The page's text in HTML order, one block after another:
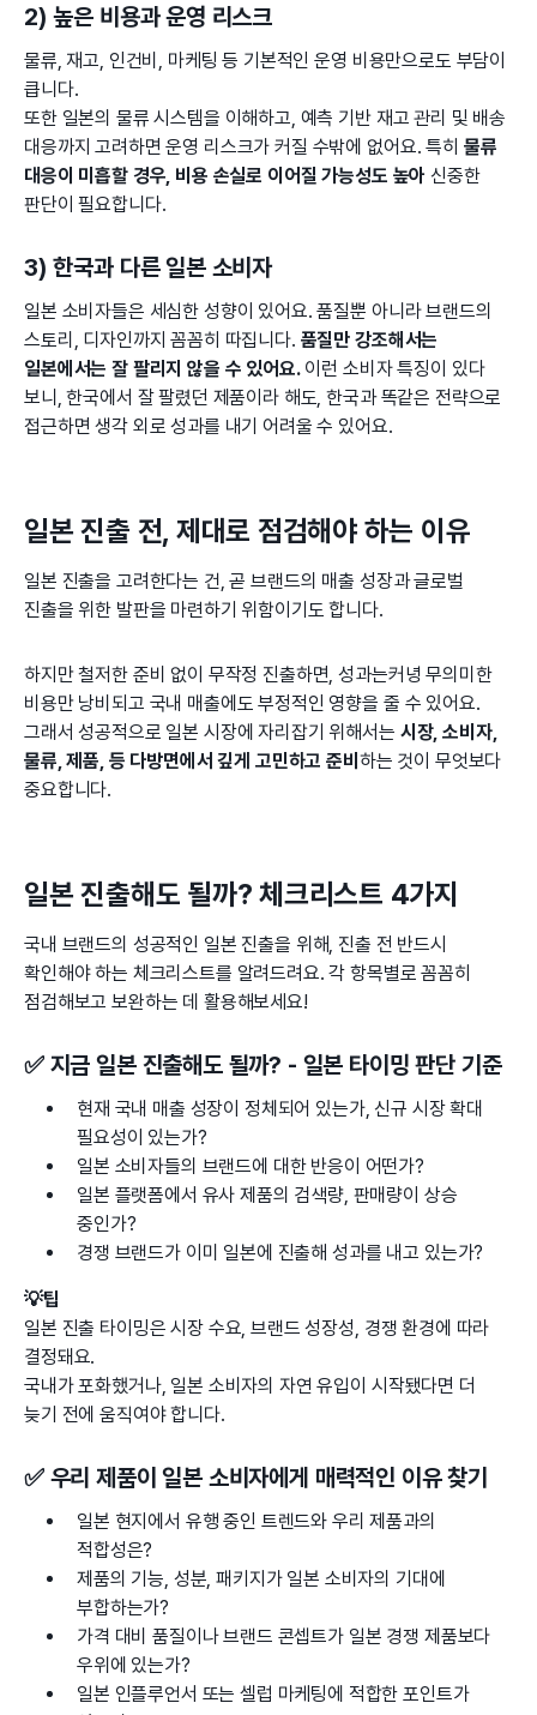
2) 높은 비용과 운영 리스크
물류, 재고, 인건비, 마케팅 등 기본적인 운영 비용만으로도 부담이
큽니다.
또한 일본의 물류 시스템을 이해하고, 예측 기반 재고 관리 및 배송
대응까지 고려하면 운영 리스크가 커질 수밖에 없어요. 특히 물류
대응이 미흡할 경우, 비용 손실로 이어질 가능성도 높아 신중한
판단이 필요합니다.
3) 한국과 다른 일본 소비자
일본 소비자들은 세심한 성향이 있어요. 품질뿐 아니라 브랜드의
스토리, 디자인까지 꼼꼼히 따집니다. 품질만 강조해서는
일본에서는 잘 팔리지 않을 수 있어요.이런 소비자 특징이 있다
보니, 한국에서 잘 팔렸던 제품이라 해도, 한국과 똑같은 전략으로
접근하면 생각 외로 성과를 내기 어려울 수 있어요.
일본 진출 전, 제대로 점검해야 하는 이유
일본 진출을 고려한다는 건, 곧 브랜드의 매출 성장과 글로벌
진출을 위한 발판을 마련하기 위함이기도 합니다.
하지만 철저한 준비 없이 무작정 진출하면, 성과는커녕 무의미한
비용만 낭비되고 국내 매출에도 부정적인 영향을 줄 수 있어요.
그래서 성공적으로 일본 시장에 자리잡기 위해서는 시장, 소비자,
물류, 제품, 등 다방면에서 깊게 고민하고 준비 하는 것이 무엇보다
중요합니다.
일본 진출해도 될까? 체크리스트 4가지
국내 브랜드의 성공적인 일본 진출을 위해, 진출 전 반드시
확인해야 하는 체크리스트를 알려드려요. 각 항목별로 꼼꼼히
점검해보고 보완하는 데 활용해보세요!
✅ 지금 일본 진출해도 될까? - 일본 타이밍 판단 기준
현재 국내 매출 성장이 정체되어 있는가, 신규 시장 확대
필요성이 있는가?
일본 소비자들의 브랜드에 대한 반응이 어떤가?
일본 플랫폼에서 유사 제품의 검색량, 판매량이 상승
중인가?
경쟁 브랜드가 이미 일본에 진출해 성과를 내고 있는가?
💡팁
일본 진출 타이밍은 시장 수요, 브랜드 성장성, 경쟁 환경에 따라
결정돼요.
국내가 포화했거나, 일본 소비자의 자연 유입이 시작됐다면 더
늦기 전에 움직여야 합니다.
✅ 우리 제품이 일본 소비자에게 매력적인 이유 찾기
일본 현지에서 유행 중인 트렌드와 우리 제품과의
적합성은?
제품의 기능, 성분, 패키지가 일본 소비자의 기대에
부합하는가?
가격 대비 품질이나 브랜드 콘셉트가 일본 경쟁 제품보다
우위에 있는가?
일본 인플루언서 또는 셀럽 마케팅에 적합한 포인트가